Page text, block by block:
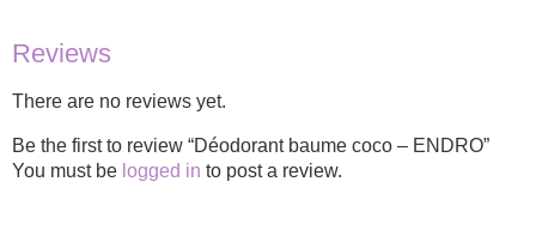
Reviews
There are no reviews yet.
Be the first to review “Déodorant baume coco – ENDRO”
You must be logged in to post a review.